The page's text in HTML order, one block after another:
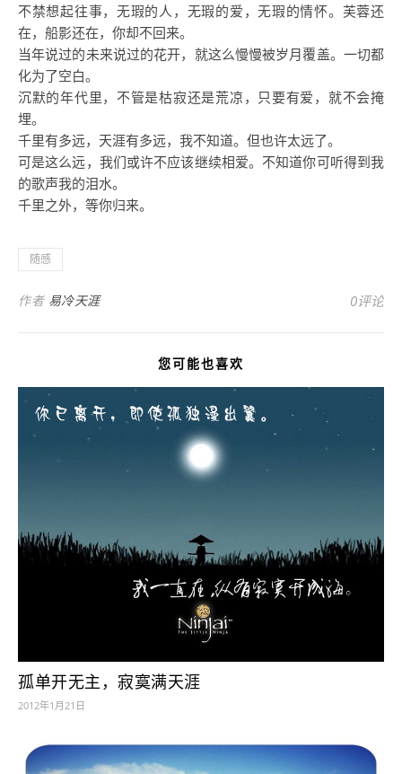
不禁想起往事，无瑕的人，无瑕的爱，无瑕的情怀。芙蓉还
在，船影还在，你却不回来。
当年说过的未来说过的花开，就这么慢慢被岁月覆盖。一切都
化为了空白。
沉默的年代里，不管是枯寂还是荒凉，只要有爱，就不会掩
埋。
千里有多远，天涯有多远，我不知道。但也许太远了。
可是这么远，我们或许不应该继续相爱。不知道你可听得到我
的歌声我的泪水。
千里之外，等你归来。
随感
作者 易冷天涯 0评论
您可能也喜欢
孤单开无主，寂寞满天涯
2012年1月21日